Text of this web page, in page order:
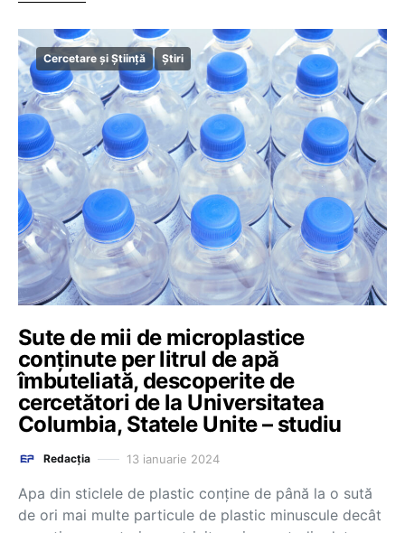
Cercetare și Știință Știri
Sute de mii de microplastice
conținute per litrul de apă
îmbuteliată, descoperite de
cercetători de la Universitatea
Columbia, Statele Unite – studiu
Redacția 13 ianuarie 2024
Apa din sticlele de plastic conţine de până la o sută
de ori mai multe particule de plastic minuscule decât